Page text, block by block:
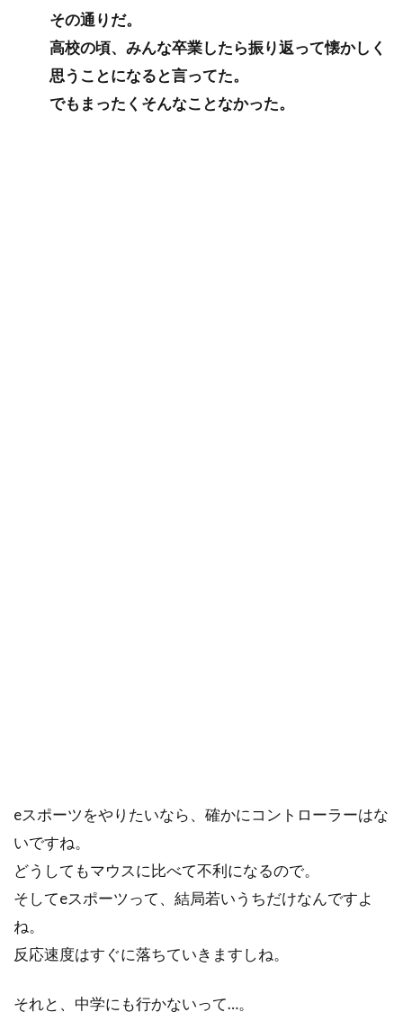
その通りだ。
高校の頃、みんな卒業したら振り返って懐かしく
思うことになると言ってた。
でもまったくそんなことなかった。
eスポーツをやりたいなら、確かにコントローラーはな
いですね。
どうしてもマウスに比べて不利になるので。
そしてeスポーツって、結局若いうちだけなんですよ
ね。
反応速度はすぐに落ちていきますしね。
それと、中学にも行かないって…。